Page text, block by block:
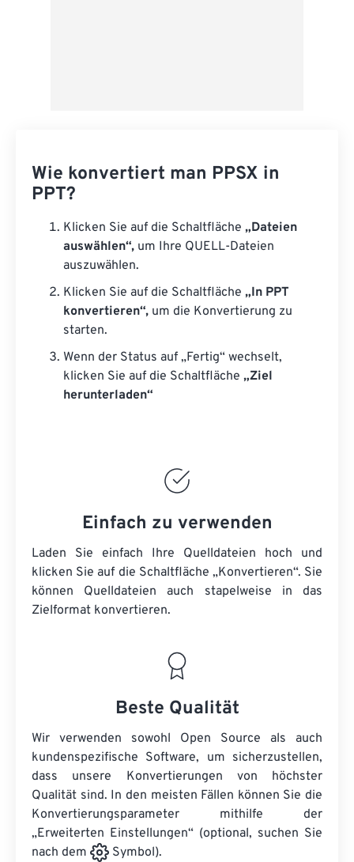
Wie konvertiert man PPSX in
PPT?
Klicken Sie auf die Schaltfläche „Dateien
auswählen“, um Ihre QUELL-Dateien
auszuwählen.
Klicken Sie auf die Schaltfläche „In PPT
konvertieren“, um die Konvertierung zu
starten.
Wenn der Status auf „Fertig“ wechselt,
klicken Sie auf die Schaltfläche „Ziel
herunterladen“
Einfach zu verwenden
Laden Sie einfach Ihre Quelldateien hoch und
klicken Sie auf die Schaltfläche „Konvertieren“. Sie
können Quelldateien auch stapelweise in das
Zielformat konvertieren.
Beste Qualität
Wir verwenden sowohl Open Source als auch
kundenspezifische Software, um sicherzustellen,
dass unsere Konvertierungen von höchster
Qualität sind. In den meisten Fällen können Sie die
Konvertierungsparameter mithilfe der
„Erweiterten Einstellungen“ (optional, suchen Sie
nach dem
Symbol).